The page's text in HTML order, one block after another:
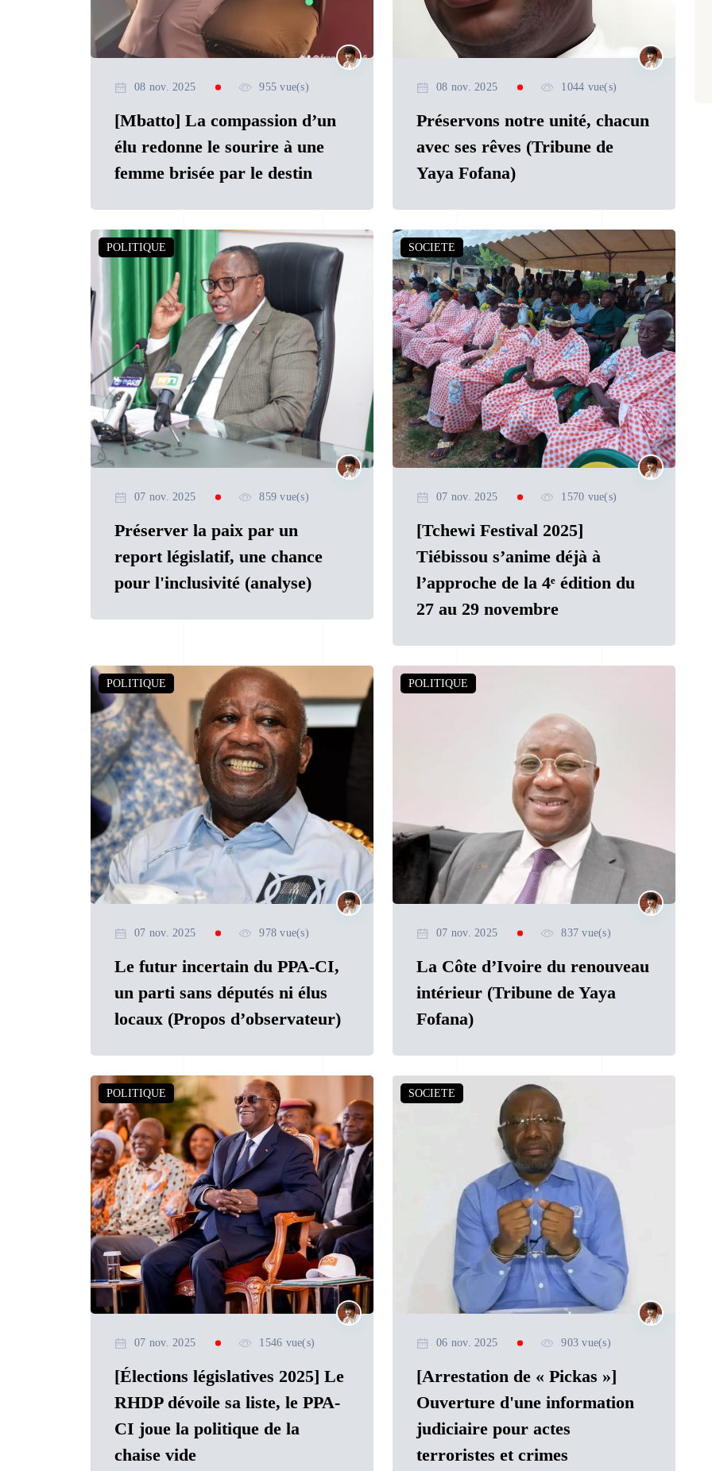
08 nov. 2025 955 vue(s)
[Mbatto] La compassion d’un
élu redonne le sourire à une
femme brisée par le destin
08 nov. 2025 1044 vue(s)
Préservons notre unité, chacun
avec ses rêves (Tribune de
Yaya Fofana)
POLITIQUE
07 nov. 2025 859 vue(s)
Préserver la paix par un
report législatif, une chance
pour l'inclusivité (analyse)
SOCIETE
07 nov. 2025 1570 vue(s)
[Tchewi Festival 2025]
Tiébissou s’anime déjà à
l’approche de la 4ᵉ édition du
27 au 29 novembre
POLITIQUE
07 nov. 2025 978 vue(s)
Le futur incertain du PPA-CI,
un parti sans députés ni élus
locaux (Propos d’observateur)
POLITIQUE
07 nov. 2025 837 vue(s)
La Côte d’Ivoire du renouveau
intérieur (Tribune de Yaya
Fofana)
POLITIQUE
07 nov. 2025 1546 vue(s)
[Élections législatives 2025] Le
RHDP dévoile sa liste, le PPA-
CI joue la politique de la
chaise vide
SOCIETE
06 nov. 2025 903 vue(s)
[Arrestation de « Pickas »]
Ouverture d'une information
judiciaire pour actes
terroristes et crimes